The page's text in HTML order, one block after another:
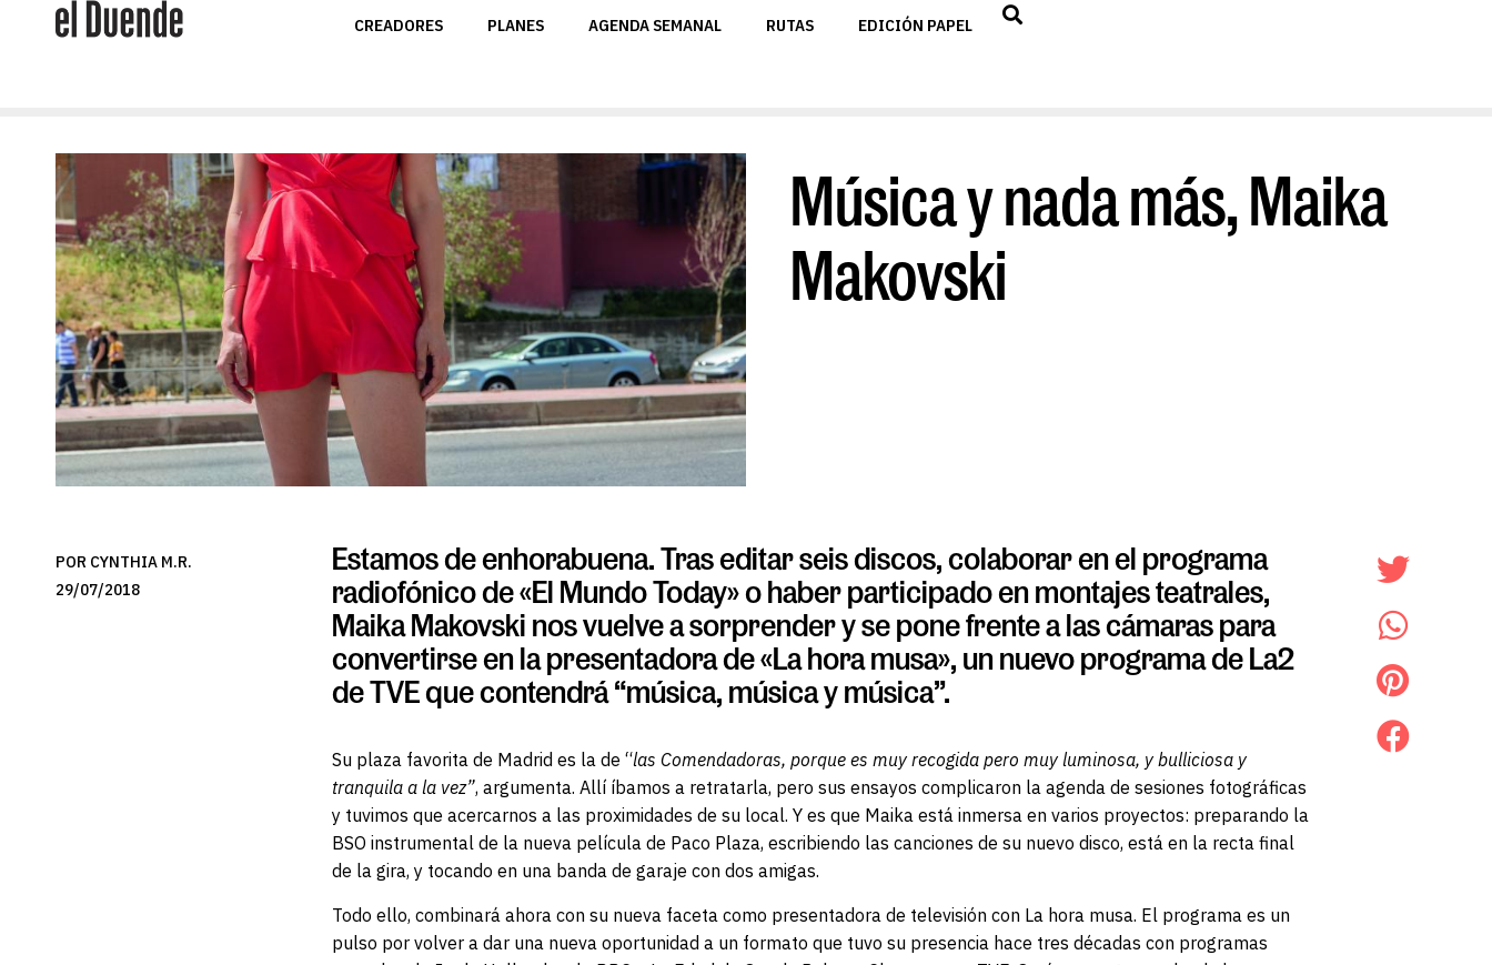
CREADORES PLANES AGENDA SEMANAL RUTAS EDICIÓN PAPEL
Música y nada más, Maika
Makovski
POR CYNTHIA M.R.
29/07/2018
Estamos de enhorabuena. Tras editar seis discos, colaborar en el programa
radiofónico de «El Mundo Today» o haber participado en montajes teatrales,
Maika Makovski nos vuelve a sorprender y se pone frente a las cámaras para
convertirse en la presentadora de «La hora musa», un nuevo programa de La2
de TVE que contendrá “música, música y música”.
Su plaza favorita de Madrid es la de “las Comendadoras, porque es muy recogida pero muy luminosa, y bulliciosa y
tranquila a la vez”, argumenta. Allí íbamos a retratarla, pero sus ensayos complicaron la agenda de sesiones fotográficas
y tuvimos que acercarnos a las proximidades de su local. Y es que Maika está inmersa en varios proyectos: preparando la
BSO instrumental de la nueva película de Paco Plaza, escribiendo las canciones de su nuevo disco, está en la recta final
de la gira, y tocando en una banda de garaje con dos amigas.
Todo ello, combinará ahora con su nueva faceta como presentadora de televisión con La hora musa. El programa es un
pulso por volver a dar una nueva oportunidad a un formato que tuvo su presencia hace tres décadas con programas